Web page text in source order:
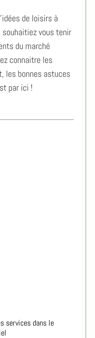
de loisirs à
vous tenir
du marché
connaitre les
les bonnes astuces
par ici !
services dans le